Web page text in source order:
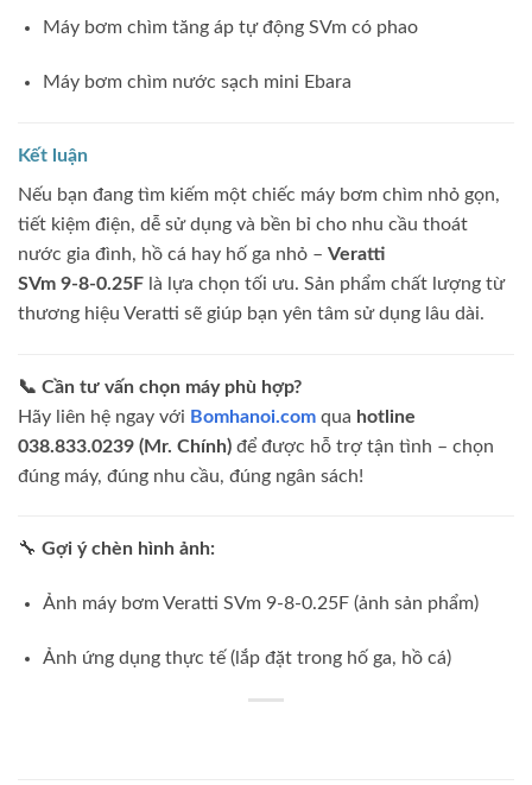
Máy bơm chìm tăng áp tự động SVm có phao
Máy bơm chìm nước sạch mini Ebara
Kết luận
Nếu bạn đang tìm kiếm một chiếc máy bơm chìm nhỏ gọn,
tiết kiệm điện, dễ sử dụng và bền bỉ cho nhu cầu thoát
nước gia đình, hồ cá hay hố ga nhỏ – Veratti
SVm 9‑8‑0.25F là lựa chọn tối ưu. Sản phẩm chất lượng từ
thương hiệu Veratti sẽ giúp bạn yên tâm sử dụng lâu dài.
📞 Cần tư vấn chọn máy phù hợp?
Hãy liên hệ ngay với Bomhanoi.com qua hotline
038.833.0239 (Mr. Chính) để được hỗ trợ tận tình – chọn
đúng máy, đúng nhu cầu, đúng ngân sách!
🔧 Gợi ý chèn hình ảnh:
Ảnh máy bơm Veratti SVm 9‑8‑0.25F (ảnh sản phẩm)
Ảnh ứng dụng thực tế (lắp đặt trong hố ga, hồ cá)